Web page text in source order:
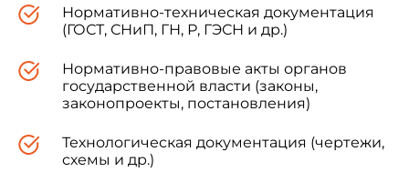
Нормативно-техническая документация
(ГОСТ, СНиП, ГН, Р, ГЭСН и др.)
Нормативно-правовые акты органов
государственной власти (законы,
законопроекты, постановления)
Технологическая документация (чертежи,
схемы и др.)